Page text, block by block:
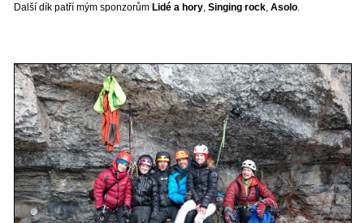
Další dík patří mým sponzorům Lidé a hory Singing rock Asolo